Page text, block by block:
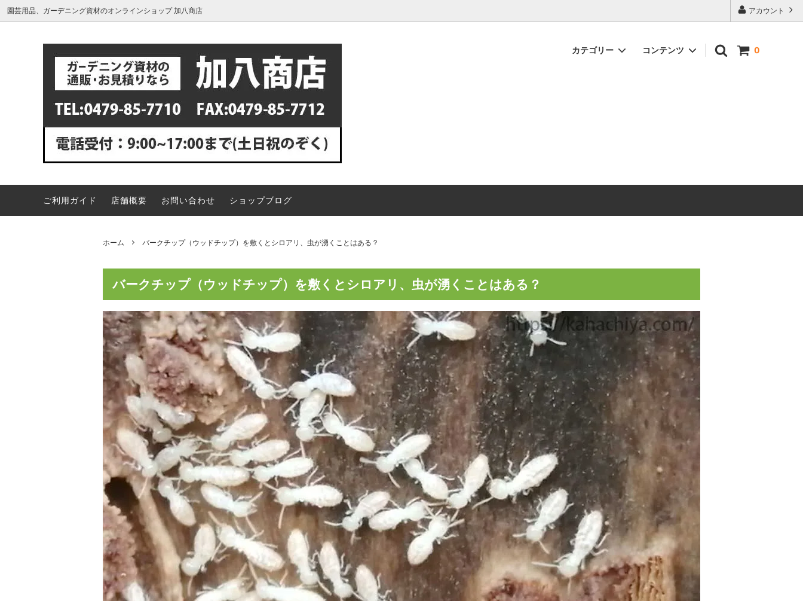
アカウント
園芸用品、ガーデニング資材のオンラインショップ 加八商店
0
カテゴリー
肥料・活力剤 バークチップ
大型カーブミラー カーブミラー専用ポール
鳥獣対策グッズ ヤシ繊維
コンテンツ
カーブミラーの値段・価格一覧表 カーブミラーの設置方法・取り付け方
コンクリートのエフロを溶かして落と
す！専用除去剤エフロレックス
シンク・蛇口の白い水垢を溶かして落と
す！水垢専用洗剤エスカルゴ
お風呂の床に付く白い汚れ、どうやって
竹の駆除から処分方法まで徹底解説！除
汲み取りトイレ、ボットン便所の臭い取
りにはバイオ消臭剤がオススメ
弱っている松の活力剤は何をあげればい
いの？ニワユタカ肥料がオススメです
ば良いですか？
ンチュウ（松くい虫）が原因です
松の葉先が茶色く枯れてきたのですが、
庭木の寒肥（肥料）のやり方！時期を徹
水害（床下浸水）後の臭い対策、どうす
ればいいの？
災害時の被災地での悪臭対策・臭い消し
について
花壇の肥料がくさい！臭いを消すにはど
うすればいいの？いつまで続く？
策どうすればいいの？
松枯れで弱っているのですが、回復（復
活）できますか？
剪定の失敗で松が枯れそうです。回復す
るにはどうすればいいですか？
除草剤で庭木が枯れそうです、復活（回
復）させるにはどうすればいいですか？
庭木が枯れたかどうか判断する方法！ど
うやって確認すればいいの？
枯れた庭木を復活させるにはどうすれば
いいですか？
庭木のオススメ肥料は「油かす」と「骨
粉」！どんな木にも使えます！
庭木に肥料は必要ですか？
ツツジの花が咲かない…どうすればいい
の？原因は何？
ツツジの肥料は何がいいの？オススメ肥
料の種類と時期を解説！
庭木の肥料はいつまでに、どれぐらいの
時期に撒けばいいですか？
庭の五葉松の葉色が悪く枯れそうです。
肥料をあげた方がいいですか？
玄関タイルの黒ずみ汚れの落とし方！教
えます！
タイルの錆び汚れの落とし方！酸性洗剤
で溶かして落とすのがオススメです
男子トイレの尿石の落とし方！オススメ
除去剤について
男子トイレの詰まりの原因にも！？尿石
除去は定期的に行いましょう
レンガに付く白い汚れ（白い粉）の落と
し方！酸性洗剤がオススメ！
玄関タイルに付く白い汚れ（白い粉）の
落とし方！酸性洗剤がオススメ！
インターロッキングが白くなる？白い汚
れ（白華現象）の落とし方！
バラのマルチングにはバークチップがオ
ススメ
バラの黒点病予防、泥はね防止にはバー
クチップがオススメです
ウッドチップとバークチップどっちを選
べばいいの？違いについて比較解説！
バークチップを使った綺麗なお庭の作り
方！使い方のポイント
ドッグランに敷くチップの選び方！ウッ
ドチップ、バークチップどっちが良い
の？
ウッドチップ（バークチップ）を使った
ドッグランの作り方【自宅のお庭編】
お庭の花壇に敷く、おすすめバークチッ
プ（ウッドチップ）を教えて！
バークチップ（ウッドチップ）を敷くと
シロアリ、虫が湧くことはある？
バークチップ（ウッドチップ）を敷くと
カビが生える？対策法を教えて！
バークチップ（ウッドチップ）でお庭の
雑草対策できますか？
バークチップ（ウッドチップ）の耐用年
ウッドチップ、バークチップが台風（強
花壇の雑草対策、お洒落にやるならバー
お庭の花壇の泥はね防止対策！バークチ
ご利用ガイド 店舗概要 お問い合わせ ショップブログ
ホーム バークチップ（ウッドチップ）を敷くとシロアリ、虫が湧くことはある？
バークチップ（ウッドチップ）を敷くとシロアリ、虫が湧くことはある？